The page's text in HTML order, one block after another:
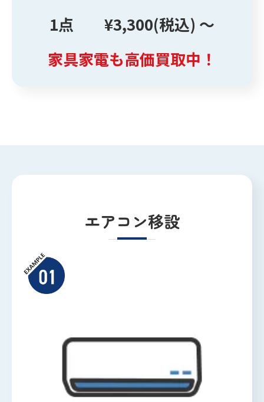
1点 ¥3,300(税込) ～
家具家電も高価買取中！
エアコン移設